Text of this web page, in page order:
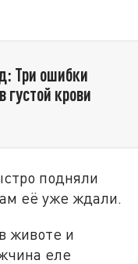
Три ошибки
крови
подняли
её уже ждали.
животе и
еле